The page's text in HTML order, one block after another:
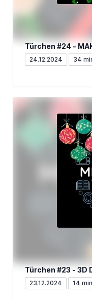
Türchen #24 -
24.12.2024 34
Türchen #23 - 3D
23.12.2024 14 min